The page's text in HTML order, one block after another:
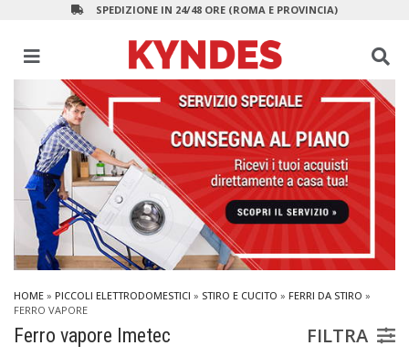
SPEDIZIONE IN 24/48 ORE (ROMA E PROVINCIA)
HOME » PICCOLI ELETTRODOMESTICI » STIRO E CUCITO » FERRI DA STIRO »
FERRO VAPORE
Ferro vapore Imetec FILTRA